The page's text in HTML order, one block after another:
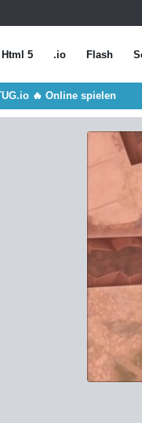
Html 5 .io Flash
🔥 Online spielen